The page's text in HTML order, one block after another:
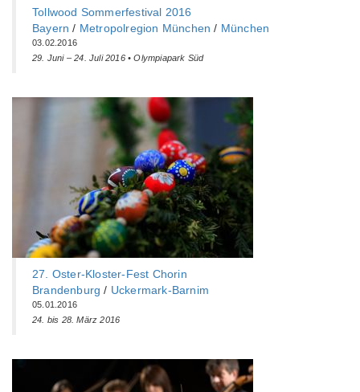
Tollwood Sommerfestival 2016
Bayern / Metropolregion München / München
03.02.2016
29. Juni – 24. Juli 2016 • Olympiapark Süd
27. Oster-Kloster-Fest Chorin
Brandenburg / Uckermark-Barnim
05.01.2016
24. bis 28. März 2016